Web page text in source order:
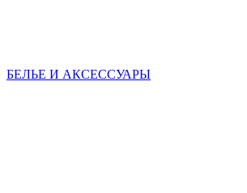
БЕЛЬЕ И АКСЕССУАРЫ